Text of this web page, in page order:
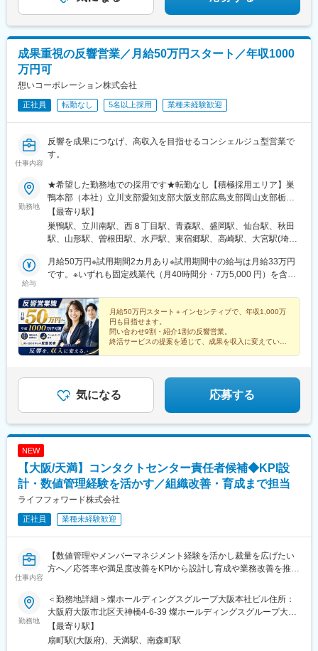
成果重視の反響営業／月給50万円スタート／年収1000
万円可
想いコーポレーション株式会社
正社員 転勤なし 5名以上採用 業種未経験歓迎
仕事内容
反響を成果につなげ、高収入を目指せるコンシェルジュ型営業で
す。
勤務地
★希望した勤務地での採用です★転勤なし【積極採用エリア】巣
鴨本部（本社）立川支部愛知支部大阪支部広島支部岡山支部栃木
支部静岡支部【その他採用エリア】北海道、青森、秋田、岩手、
宮城、山形、福島、茨城、群馬、埼玉、千葉、神奈川、新潟、富
山、石川、福井、岐阜、長野、山梨、三重、滋賀、京都、兵庫、
岡、佐賀、長崎、熊本、大分、宮崎、鹿児島、沖縄※勤務地の詳細
は当社ホームページをご参照ください。
【最寄り駅】
巣鴨駅、立川南駅、西８丁目駅、青森駅、盛岡駅、仙台駅、秋田
駅、山形駅、曽根田駅、水戸駅、東宿郷駅、高崎駅、大宮駅(埼玉
駅、北鉄金沢駅、仁愛女子高校駅、名鉄岐阜駅、新静岡駅、伏見
駅(愛知県)、あすなろう四日市駅、草津駅(滋賀県)、京都駅、東梅
山駅前駅、本川町駅、新山口駅、徳島駅、高松駅(香川県)、松山市
駅、高知城前駅、博多駅、佐賀駅、めがね橋駅、水道町駅、大分
駅、宮崎駅、いづろ通駅、壺川駅、庚申塚駅、立川駅、西４丁目
駅、宮城野通駅、福島駅(福島県)、宇都宮駅東口駅、市役所前駅
(千葉県)、市役所前駅(長野県)、新富町駅(富山県)、金沢駅、福井
寺駅、北新地駅、近鉄奈良駅、田中口駅、岡山駅、原爆ドーム前
駅、眉山ロープウェイ山麓駅、市役所前駅(愛媛県)、県庁前駅(高
給与
月給50万円※試用期間2カ月あり※試用期間中の給与は月給33万円
です。※いずれも固定残業代（月40時間分・7万5,000 円）を含
ジ】・月給50万円～：一般社員・月給80万円～：マネージャー候
補3カ月間の売上成績に応じて、その後3カ月間の給与にインセン
ティブが上乗せされる仕組みです。（例1～3月の成績が、4～6月
の給与に加算）中には、月30万円のインセンティブを手にする社
員もいます。反響営業とはいえ、当社では、成果に見合う待遇を
月給50万円スタート＋インセンティブで、年収1,000万
円も目指せます。
問い合わせ9割・紹介1割の反響営業。
終活サービスの提案を通じて、成果を収入に変えていく
気になる 応募する
NEW
【大阪/天満】コンタクトセンター責任者候補◆KPI設
計・数値管理経験を活かす／組織改善・育成まで担当
ライフフォワード株式会社
正社員 業種未経験歓迎
仕事内容
【数値管理やメンバーマネジメント経験を活かし裁量を広げたい
方へ／応答率や満足度改善をKPIから設計し育成や業務改善を推進
■業務内容：
燦ホールディングスグループの一員としてライフエンディング領
域の事業を展開する当社にて、
葬儀相談や既存顧客フォローを担うコンタクトセンターにて、運
営全体の管理と改善を主導します。
勤務地
＜勤務地詳細＞燦ホールディングスグループ大阪本社ビル住所：
大阪府大阪市北区天神橋4-6-39 燦ホールディングスグループ大阪
本社ビル受動喫煙対策：屋内全面禁煙変更の範囲：会社の定める
事業所
【最寄り駅】
扇町駅(大阪府)、天満駅、南森町駅